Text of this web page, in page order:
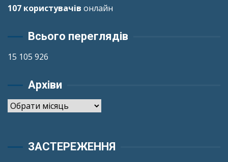
107 користувачів онлайн
Всього переглядів
15 105 926
Архіви
Архіви
ЗАСТЕРЕЖЕННЯ